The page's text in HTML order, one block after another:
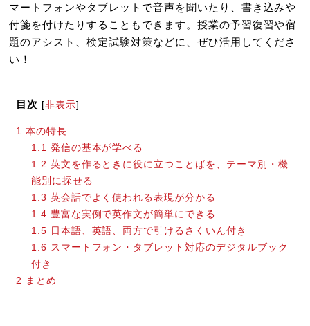
マートフォンやタブレットで音声を聞いたり、書き込みや
付箋を付けたりすることもできます。授業の予習復習や宿
題のアシスト、検定試験対策などに、ぜひ活用してくださ
い！
目次 [非表示]
1 本の特長
1.1 発信の基本が学べる
1.2 英文を作るときに役に立つことばを、テーマ別・機
能別に探せる
1.3 英会話でよく使われる表現が分かる
1.4 豊富な実例で英作文が簡単にできる
1.5 日本語、英語、両方で引けるさくいん付き
1.6 スマートフォン・タブレット対応のデジタルブック
付き
2
まとめ